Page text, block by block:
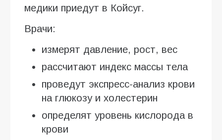
медики приедут в Койсуг.
Врачи:
измерят давление, рост, вес
рассчитают индекс массы тела
проведут экспресс-анализ крови
на глюкозу и холестерин
определят уровень кислорода в
крови